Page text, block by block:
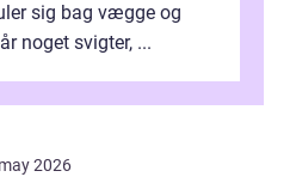
sig bag vægge og
noget svigter, ...
2026